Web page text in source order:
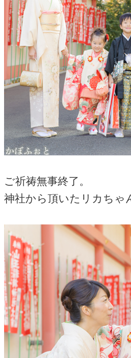
ご祈祷無事終了。
神社から頂いたリカちゃ